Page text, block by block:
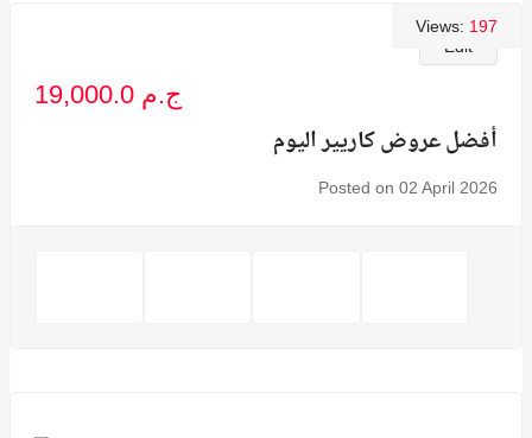
Edit
Views: 197
19,000.0 ج.م
أفضل عروض كاريير اليوم
Posted on 02 April 2026